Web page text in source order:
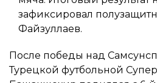
зафиксировал
Файзуллаев.
После победы над
Турецкой футбольной